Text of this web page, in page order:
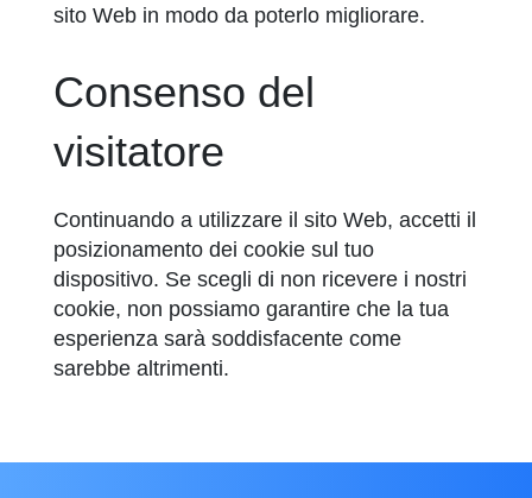
sito Web in modo da poterlo migliorare.
Consenso del
visitatore
Continuando a utilizzare il sito Web, accetti il
posizionamento dei cookie sul tuo
dispositivo. Se scegli di non ricevere i nostri
cookie, non possiamo garantire che la tua
esperienza sarà soddisfacente come
sarebbe altrimenti.